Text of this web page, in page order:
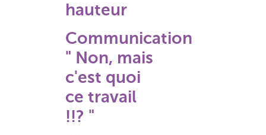
hauteur
Communication
" Non, mais
c'est quoi
ce travail
!!? "